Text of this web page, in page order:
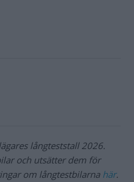
långteststall 2026.
och utsätter dem för
om långtestbilarna här.